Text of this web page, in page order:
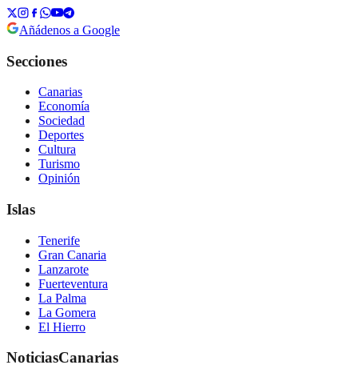
Añádenos a Google
Secciones
Canarias
Economía
Sociedad
Deportes
Cultura
Turismo
Opinión
Islas
Tenerife
Gran Canaria
Lanzarote
Fuerteventura
La Palma
La Gomera
El Hierro
NoticiasCanarias